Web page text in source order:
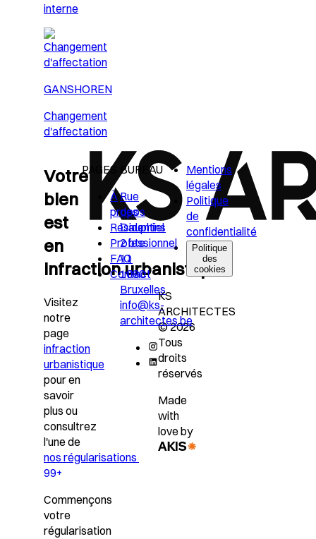
interne
GANSHOREN
Changement
d'affectation
Votre
bien
est
en
infraction urbanistique?
Visitez
notre
page
infraction
urbanistique
pour en
savoir
plus ou
consultrez
l'une de
nos régularisations
99+
Commençons
votre
régularisation
PAGES
À
propos
Résidentiel
Professionnel
FAQ
Contact
BUREAU
Rue
des
Dauphins
2 bte
11
1080
Bruxelles
info@ks-
architectes.be
Mentions
légales
Politique
de
confidentialité
Politique
des
cookies
KS
ARCHITECTES
© 2026
Tous
droits
réservés
Made
with
love by